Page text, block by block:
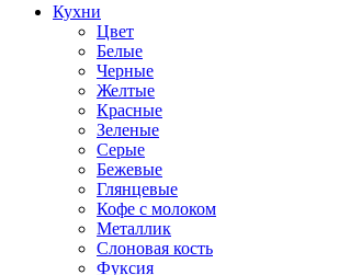
Кухни
Цвет
Белые
Черные
Желтые
Красные
Зеленые
Серые
Бежевые
Глянцевые
Кофе с молоком
Металлик
Слоновая кость
Фуксия